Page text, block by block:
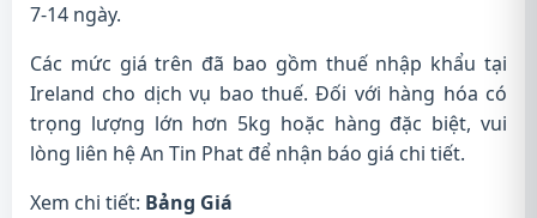
7-14 ngày.
Các mức giá trên đã bao gồm thuế nhập khẩu tại
Ireland cho dịch vụ bao thuế. Đối với hàng hóa có
trọng lượng lớn hơn 5kg hoặc hàng đặc biệt, vui
lòng liên hệ An Tin Phat để nhận báo giá chi tiết.
Xem chi tiết: Bảng Giá